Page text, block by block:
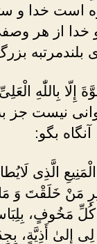
منزه است خدا
خدا از هر
بلندمرتبه
إِلّا بِاللّٰهِ
نیست جز
بگو:
الَّذِى
مَنْ خَلَقْتَ وَ
مَخُوفٍ،
إِلىٰ أَذِيَّةٍ،